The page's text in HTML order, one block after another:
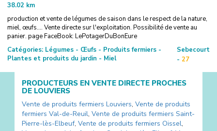
38.02 km
production et vente de légumes de saison dans le respect de la nature,
miel, œufs.... Vente directe sur l'exploitation. Possibilité de vente au
panier. page FaceBook: LePotagerDuBonEure
Catégories: Légumes - Œufs - Produits fermiers -
Plantes et produits du jardin - Miel
Sebecourt
- 27
PRODUCTEURS EN VENTE DIRECTE PROCHES
DE LOUVIERS
Vente de produits fermiers Louviers, Vente de produits
fermiers Val-de-Reuil, Vente de produits fermiers Saint-
Pierre-lès-Elbeuf, Vente de produits fermiers Oissel,